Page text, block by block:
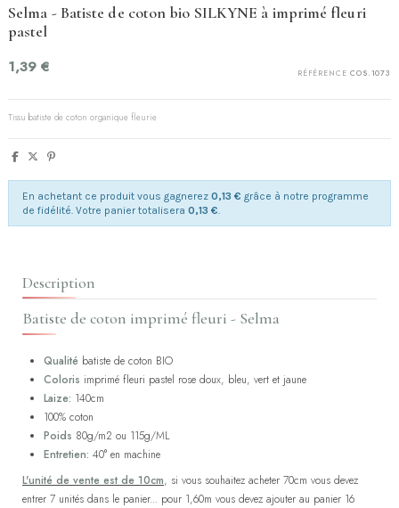
Selma - Batiste de coton bio SILKYNE à imprimé fleuri
pastel
RÉFÉRENCE COS.1073
1,39 €
Tissu batiste de coton organique fleurie
En achetant ce produit vous gagnerez 0,13 € grâce à notre programme
de fidélité. Votre panier totalisera 0,13 €.
Description
Batiste de coton imprimé fleuri - Selma
Qualité batiste de coton BIO
Coloris imprimé fleuri pastel rose doux, bleu, vert et jaune
Laize: 140cm
100% coton
Poids 80g/m2 ou 115g/ML
Entretien: 40° en machine
L'unité de vente est de 10cm, si vous souhaitez acheter 70cm vous devez
entrer 7 unités dans le panier... pour 1,60m vous devez ajouter au panier 16